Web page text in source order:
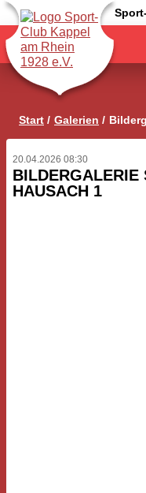
Start Galerien
20.04.2026 08:30
BILDERGALERIE
HAUSACH 1